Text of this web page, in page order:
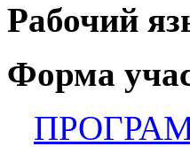
Рабочий
Форма